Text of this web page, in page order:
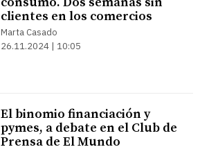
clientes en los comercios
Marta Casado
26.11.2024 | 10:05
El binomio financiación y
pymes, a debate en el Club de
Prensa de El Mundo